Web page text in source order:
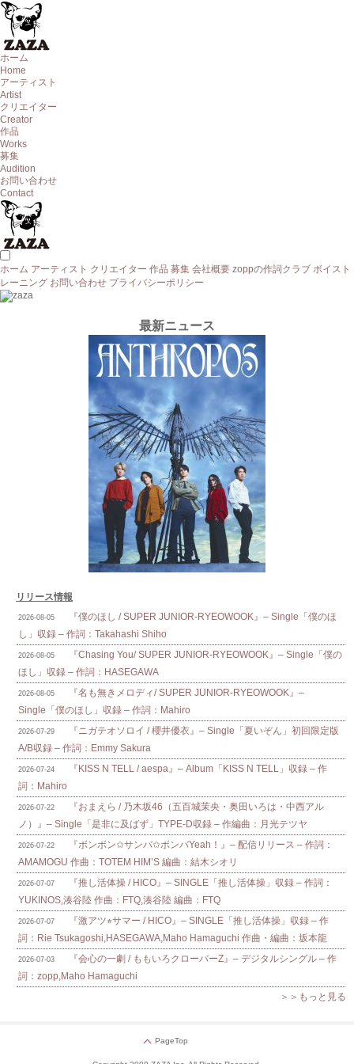
ホーム
Home
アーティスト
Artist
クリエイター
Creator
作品
Works
募集
Audition
お問い合わせ
Contact
ホーム アーティスト クリエイター 作品 募集 会社概要 zoppの作詞クラブ ボイスト
レーニング お問い合わせ プライバシーポリシー
最新ニュース
リリース情報
2026-08-05
『僕のほし / SUPER JUNIOR-RYEOWOOK』– Single「僕のほ
し」収録 – 作詞：Takahashi Shiho
2026-08-05
『Chasing You/ SUPER JUNIOR-RYEOWOOK』– Single「僕の
ほし」収録 – 作詞：HASEGAWA
2026-08-05
『名も無きメロディ/ SUPER JUNIOR-RYEOWOOK』–
Single「僕のほし」収録 – 作詞：Mahiro
2026-07-29
『ニガテオソロイ / 櫻井優衣』– Single「夏いぞん」初回限定版
A/B収録 – 作詞：Emmy Sakura
2026-07-24
『KISS N TELL / aespa』– Album「KISS N TELL」収録 – 作
詞：Mahiro
2026-07-22
『おまえら / 乃木坂46（五百城茉央・奥田いろは・中西アル
ノ）』– Single「是非に及ばず」TYPE-D収録 – 作編曲：月光テツヤ
2026-07-22
『ボンボン✩サンバ✩ボンバYeah！』– 配信リリース – 作詞：
AMAMOGU 作曲：TOTEM HIM’S 編曲：結木シオリ
2026-07-07
『推し活体操 / HICO』– SINGLE「推し活体操」収録 – 作詞：
YUKINOS,湊谷陸 作曲：FTQ,湊谷陸 編曲：FTQ
2026-07-07
『激アツ⭐︎サマー / HICO』– SINGLE「推し活体操」収録 – 作
詞：Rie Tsukagoshi,HASEGAWA,Maho Hamaguchi 作曲・編曲：坂本龍
2026-07-03
『会心の一劇 / ももいろクローバーZ』– デジタルシングル – 作
詞：zopp,Maho Hamaguchi
＞＞もっと見る
PageTop